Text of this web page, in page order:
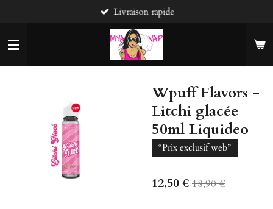
contenu
principal
Livraison rapide
Wpuff Flavors -
Litchi glacée
50ml Liquideo
“Prix exclusif web”
12,50 € 18,90 €